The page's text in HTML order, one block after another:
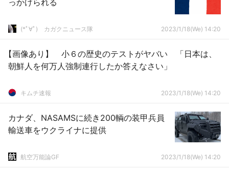
っかけられる
(*ﾟ∀ﾟ)ゞカガクニュース隊 2023/1/18(We) 14:20
【画像あり】 小６の歴史のテストがヤバい 「日本は、
朝鮮人を何万人強制連行したか答えなさい」
キムチ速報 2023/1/18(We) 14:20
カナダ、NASAMSに続き200輌の装甲兵員
輸送車をウクライナに提供
航空万能論GF 2023/1/18(We) 14:20